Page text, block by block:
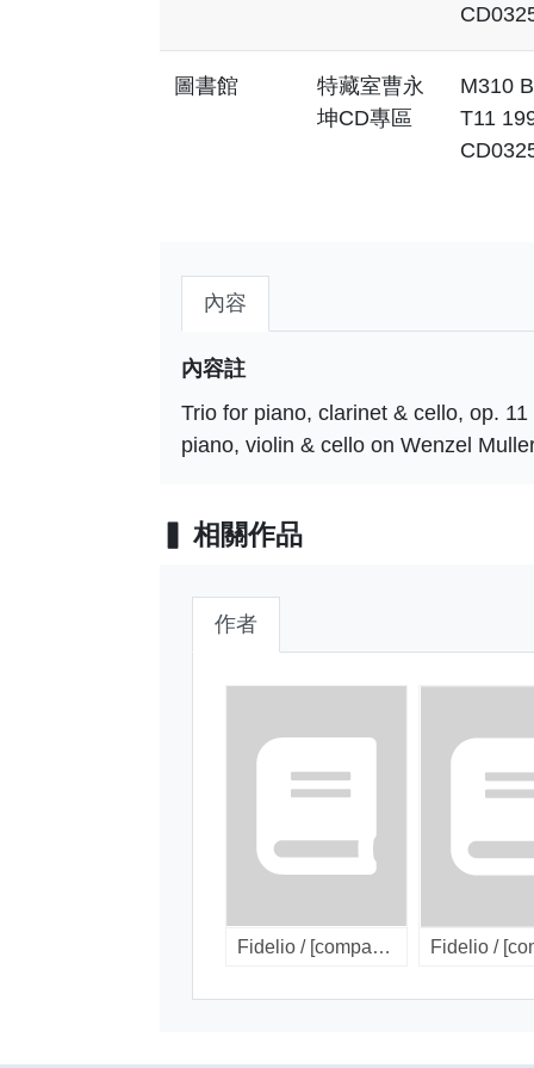
圖書館
特藏室曹永
坤CD專區
M310
T11
內容
內容註
Trio for piano, clarinet & cello, op.
piano, violin & cello on Wenzel
相關作品
作者
Fidelio / [compact disc]